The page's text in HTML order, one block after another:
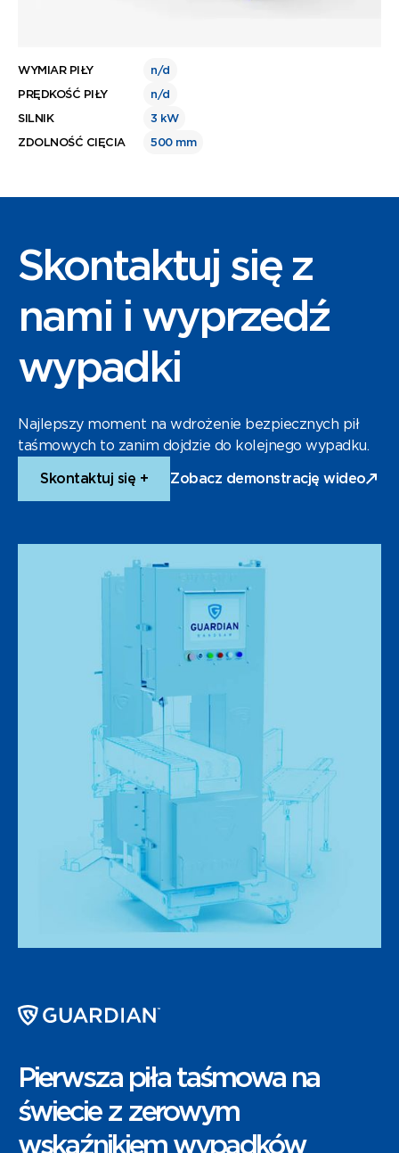
WYMIAR PIŁY
n/d
PRĘDKOŚĆ PIŁY
n/d
SILNIK
3 kW
ZDOLNOŚĆ CIĘCIA
500 mm
Skontaktuj się z
nami i wyprzedź
wypadki
Najlepszy moment na wdrożenie bezpiecznych pił
taśmowych to zanim dojdzie do kolejnego wypadku.
Skontaktuj się +
Zobacz demonstrację wideo
Pierwsza piła taśmowa na
świecie z zerowym
wskaźnikiem wypadków